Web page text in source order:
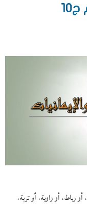
رباط، أو زاوية، أو تربة،